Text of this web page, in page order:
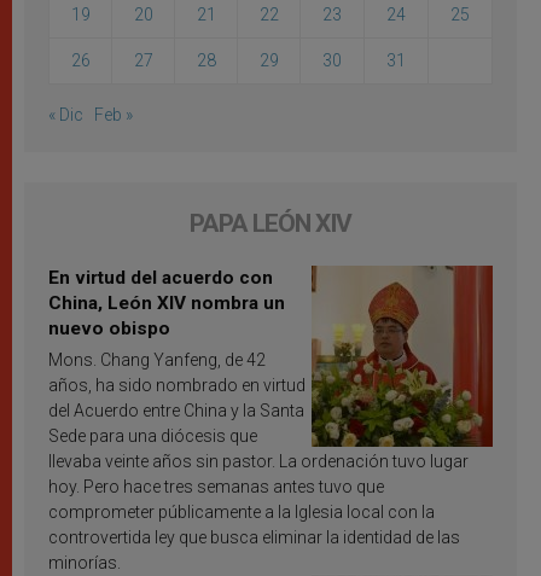
19 20 21 22 23 24 25
26 27 28 29 30 31
« Dic Feb »
PAPA LEÓN XIV
En virtud del acuerdo con
China, León XIV nombra un
nuevo obispo
Mons. Chang Yanfeng, de 42
años, ha sido nombrado en virtud
del Acuerdo entre China y la Santa
Sede para una diócesis que
llevaba veinte años sin pastor. La ordenación tuvo lugar
hoy. Pero hace tres semanas antes tuvo que
comprometer públicamente a la Iglesia local con la
controvertida ley que busca eliminar la identidad de las
minorías.